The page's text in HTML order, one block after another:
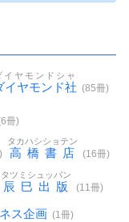
イヤモンド社
イヤモンドシャ
(85冊)
冊)
高橋書店
タカハシショテン
(16冊)
辰巳出版
タツミシュッパン
(11冊)
ス企画 (1冊)